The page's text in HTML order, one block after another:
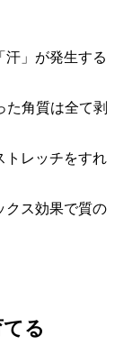
汗」が発生する
た角質は全て剥
トレッチをすれ
クス効果で質の
る